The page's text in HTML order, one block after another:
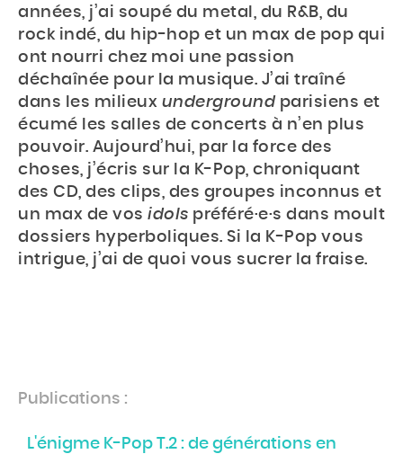
le
Accueil
Actu
Events
Jeux
Mag & livres
années, j’ai soupé du metal, du R&B, du
rock indé, du hip-hop et un max de pop qui
ont nourri chez moi une passion
déchaînée pour la musique. J’ai traîné
dans les milieux underground parisiens et
écumé les salles de concerts à n’en plus
pouvoir. Aujourd’hui, par la force des
choses, j’écris sur la K-Pop, chroniquant
des CD, des clips, des groupes inconnus et
un max de vos idols préféré·e·s dans moult
dossiers hyperboliques. Si la K-Pop vous
intrigue, j’ai de quoi vous sucrer la fraise.
Publications :
L'énigme K-Pop T.2 : de générations en